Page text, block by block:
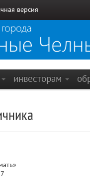
версия
инвесторам